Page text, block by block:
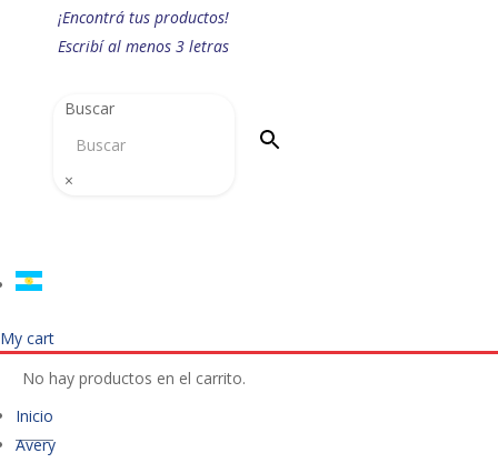
¡Encontrá tus productos!
Escribí al menos 3 letras
Buscar
×
My cart
No hay productos en el carrito.
Inicio
Avery